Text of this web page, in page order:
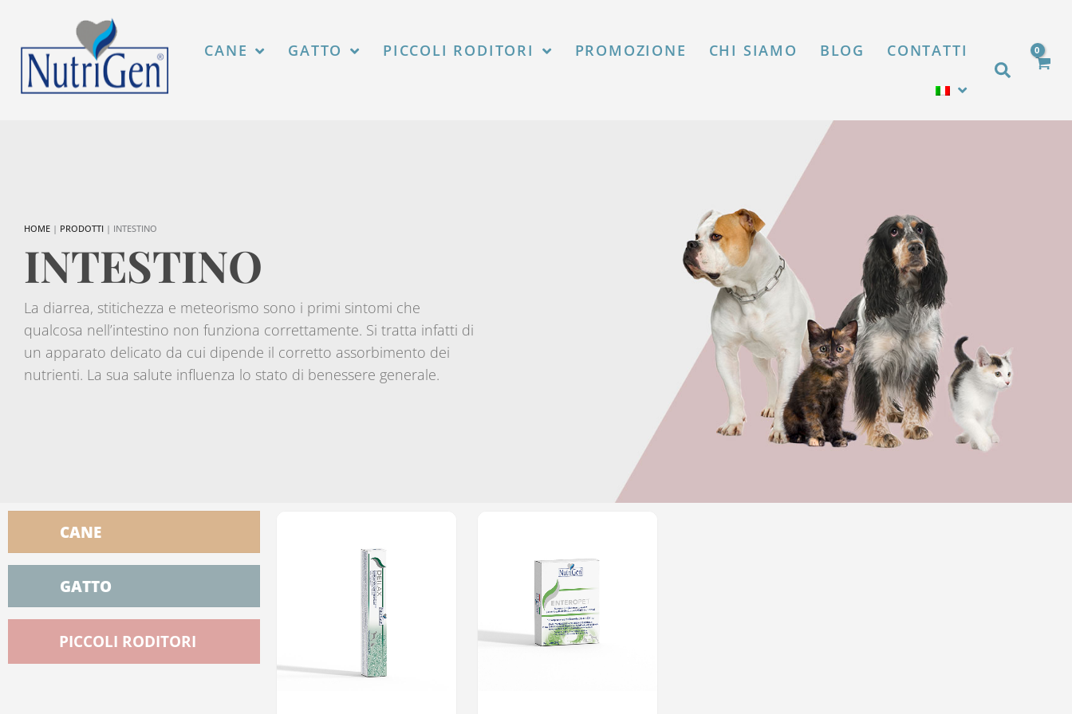
CANE GATTO PICCOLI RODITORI PROMOZIONE CHI SIAMO BLOG CONTATTI
Cerca
HOME | PRODOTTI | INTESTINO
INTESTINO
La diarrea, stitichezza e meteorismo sono i primi sintomi che
qualcosa nell’intestino non funziona correttamente. Si tratta infatti di
un apparato delicato da cui dipende il corretto assorbimento dei
nutrienti. La sua salute influenza lo stato di benessere generale.
CANE
GATTO
PICCOLI RODITORI
Questo prodotto ha più varianti. Le opzioni possono essere scelte nella pagina del prodotto Questo prodotto ha più varianti. Le opzioni possono essere scelte nella pagina del prodotto